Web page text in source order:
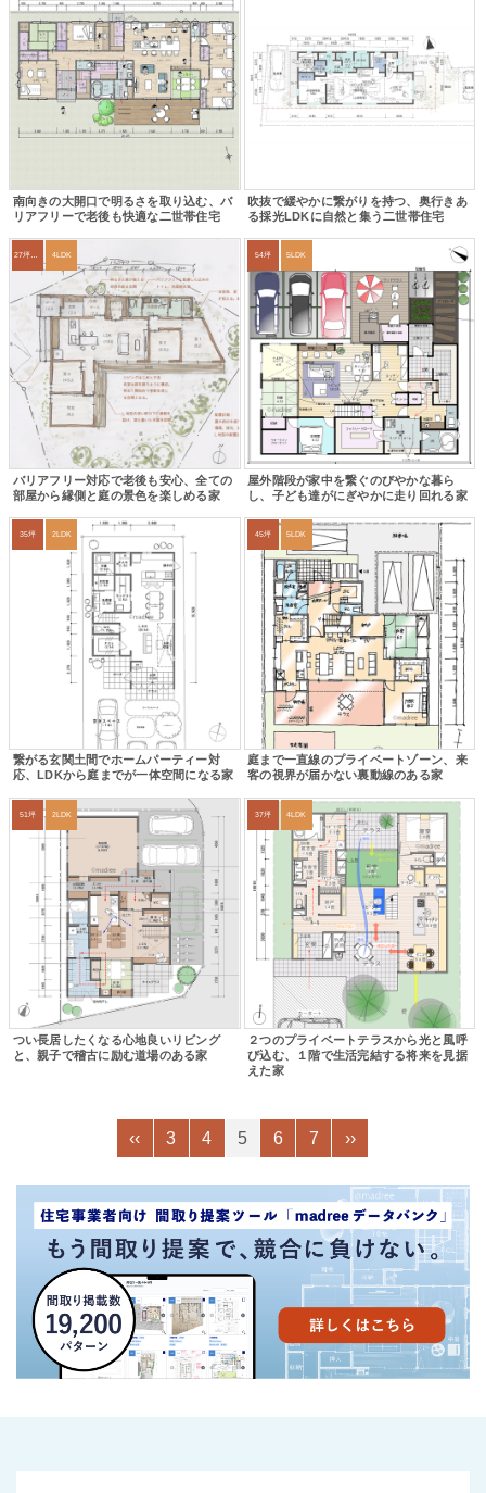
南向きの大開口で明るさを取り込む、バ
リアフリーで老後も快適な二世帯住宅
吹抜で緩やかに繋がりを持つ、奥行きあ
る採光LDKに自然と集う二世帯住宅
4LDK
バリアフリー対応で老後も安心、全ての
部屋から縁側と庭の景色を楽しめる家
54坪 5LDK
屋外階段が家中を繋ぐのびやかな暮ら
し、子ども達がにぎやかに走り回れる家
35坪 2LDK
繋がる玄関土間でホームパーティー対
応、LDKから庭までが一体空間になる家
45坪 5LDK
庭まで一直線のプライベートゾーン、来
客の視界が届かない裏動線のある家
51坪 2LDK
つい長居したくなる心地良いリビング
と、親子で稽古に励む道場のある家
37坪 4LDK
２つのプライベートテラスから光と風呼
び込む、１階で生活完結する将来を見据
えた家
‹‹ 3 4 5 6 7 ››